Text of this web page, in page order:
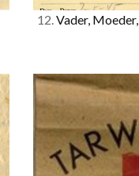
12.Vader, Moeder,